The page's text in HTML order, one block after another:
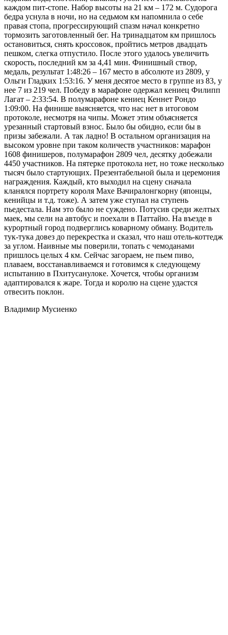
каждом пит-стопе. Набор высоты на 21 км – 172 м. Судорога
бедра уснула в ночи, но на седьмом км напомнила о себе
правая стопа, прогрессирующий спазм начал конкретно
тормозить заготовленный бег. На тринадцатом км пришлось
остановиться, снять кроссовок, пройтись метров двадцать
пешком, слегка отпустило. После этого удалось увеличить
скорость, последний км за 4,41 мин. Финишный створ,
медаль, результат 1:48:26 – 167 место в абсолюте из 2809, у
Ольги Гладких 1:53:16. У меня десятое место в группе из 83, у
нее 7 из 219 чел. Победу в марафоне одержал кениец Филипп
Лагат – 2:33:54. В полумарафоне кениец Кеннет Рондо
1:09:00. На финише выясняется, что нас нет в итоговом
протоколе, несмотря на чипы. Может этим объясняется
урезанный стартовый взнос. Было бы обидно, если бы в
призы забежали. А так ладно! В остальном организация на
высоком уровне при таком количеств участников: марафон
1608 финишеров, полумарафон 2809 чел, десятку добежали
4450 участников. На пятерке протокола нет, но тоже несколько
тысяч было стартующих. Презентабельной была и церемония
награждения. Каждый, кто выходил на сцену сначала
кланялся портрету короля Махе Вачиралонгкорну (японцы,
кенийцы и т.д. тоже). А затем уже ступал на ступень
пьедестала. Нам это было не суждено. Потусив среди желтых
маек, мы сели на автобус и поехали в Паттайю. На въезде в
курортный город подверглись коварному обману. Водитель
тук-тука довез до перекрестка и сказал, что наш отель-коттедж
за углом. Наивные мы поверили, топать с чемоданами
пришлось целых 4 км. Сейчас загораем, не пьем пиво,
плаваем, восстанавливаемся и готовимся к следующему
испытанию в Пхитусанулоке. Хочется, чтобы организм
адаптировался к жаре. Тогда и королю на сцене удастся
отвесить поклон.
Владимир Мусиенко